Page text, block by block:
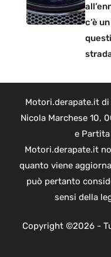
c’è
Motori.derapate.it di
Nicola Marchese 10,
e Partita
Motori.derapate.it
quanto viene
può pertanto
sensi della
Copyright ©2026 -